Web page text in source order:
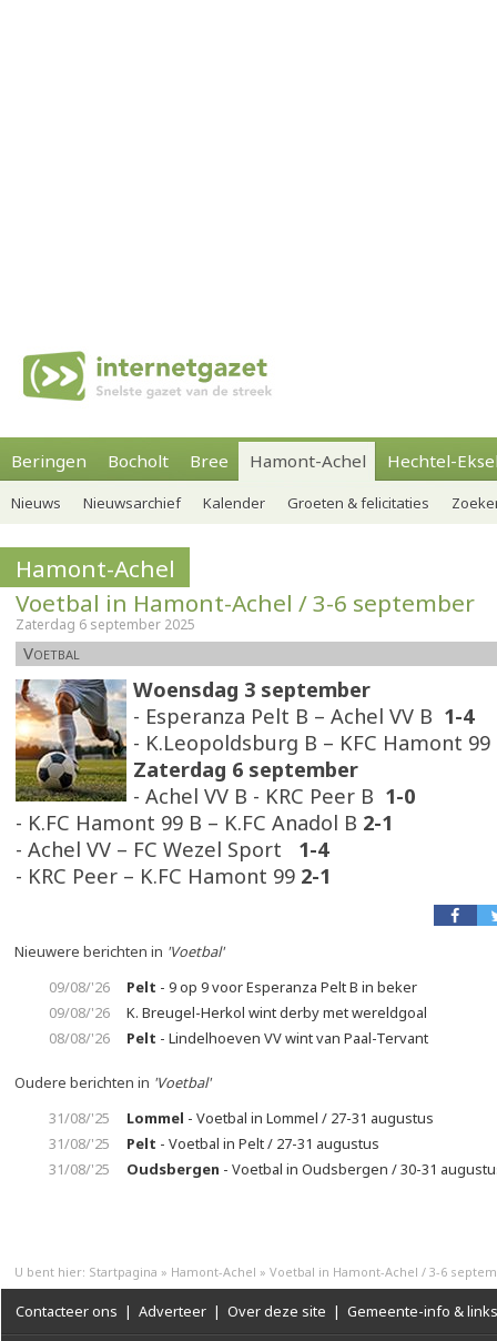
Beringen Bocholt Bree Hamont-Achel Hechtel-
Nieuws Nieuwsarchief Kalender Groeten & felicitaties
Hamont-Achel
Voetbal in Hamont-Achel / 3-6 september
Zaterdag 6 september 2025
Voetbal
Woensdag 3 september
- Esperanza Pelt B – Achel VV B 1-4
- K.Leopoldsburg B – KFC Hamont
Zaterdag 6 september
- Achel VV B - KRC Peer B 1-0
- K.FC Hamont 99 B – K.FC Anadol B 2-1
- Achel VV – FC Wezel Sport 1-4
- KRC Peer – K.FC Hamont 99 2-1
Nieuwere berichten in 'Voetbal'
09/08/'26
Pelt - 9 op 9 voor Esperanza Pelt B in beker
09/08/'26
K. Breugel-Herkol wint derby met wereldgoal
08/08/'26
Pelt - Lindelhoeven VV wint van Paal-Tervant
Oudere berichten in 'Voetbal'
31/08/'25
Lommel - Voetbal in Lommel / 27-31 augustus
31/08/'25
Pelt - Voetbal in Pelt / 27-31 augustus
31/08/'25
Oudsbergen - Voetbal in Oudsbergen / 30-31
U bent hier: Startpagina » Hamont-Achel » Voetbal in Hamont-Achel / 3-6
Contacteer ons | Adverteer | Over deze site | Gemeente-info & links